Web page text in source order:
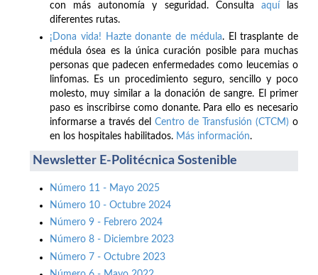
con más autonomía y seguridad. Consulta aquílas
diferentes rutas.
¡Dona vida! Hazte donante de médula. El trasplante de
médula ósea es la única curación posible para muchas
personas que padecen enfermedades como leucemias o
linfomas. Es un procedimiento seguro, sencillo y poco
molesto, muy similar a la donación de sangre. El primer
paso es inscribirse como donante. Para ello es necesario
informarse a través del Centro de Transfusión (CTCM) o
en los hospitales habilitados. Más información.
Newsletter E-Politécnica Sostenible
Número 11 - Mayo 2025
Número 10 - Octubre 2024
Número 9 - Febrero 2024
Número 8 - Diciembre 2023
Número 7 - Octubre 2023